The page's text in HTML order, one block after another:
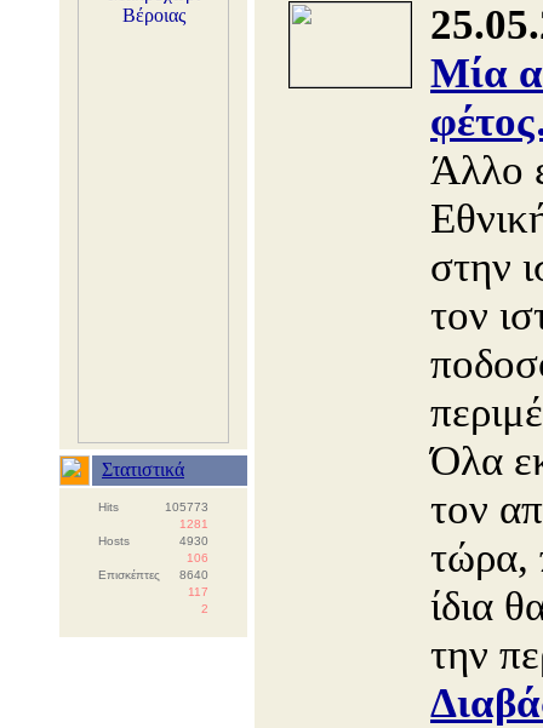
Στατιστικά
Hits
105773
1281
Hosts
4930
106
Επισκέπτες
8640
117
2
Μία
Άλλο
στην
τον
Όλα
τον
τώρα,
ίδια
την